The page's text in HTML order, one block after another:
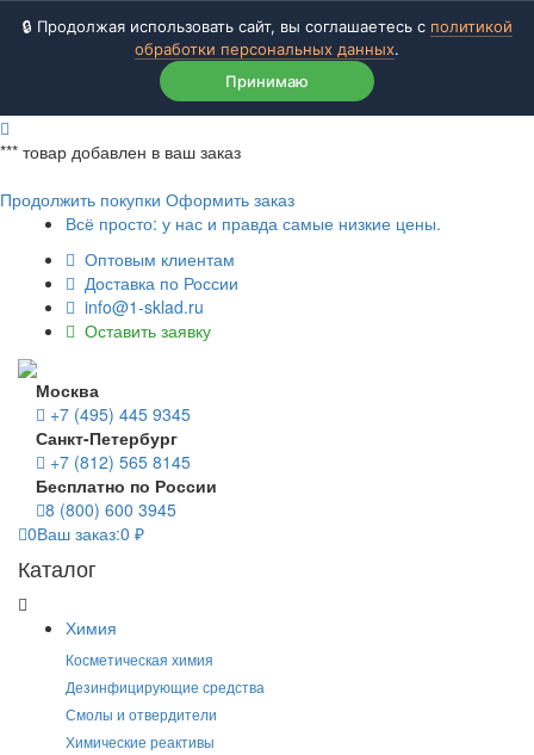
🔒 Продолжая использовать сайт, вы соглашаетесь с политикой
обработки персональных данных.
Принимаю
*** товар добавлен в ваш заказ
Продолжить покупки Оформить заказ
Всё просто: у нас и правда самые низкие цены.
Оптовым клиентам
Доставка по России
info@1-sklad.ru
Оставить заявку
Москва
+7 (495) 445 9345
Санкт-Петербург
+7 (812) 565 8145
Бесплатно по России
8 (800) 600 3945
0Ваш заказ:0 ₽
Каталог
Химия
Косметическая химия
Дезинфицирующие средства
Смолы и отвердители
Химические реактивы